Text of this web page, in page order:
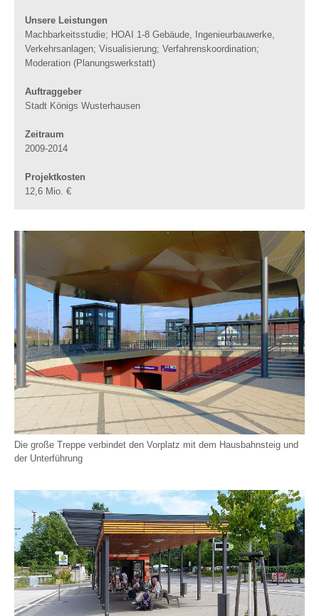
Die große Treppe verbindet den Vorplatz mit dem Hausbahnsteig und
der Unterführung
Unsere Leistungen
Machbarkeitsstudie; HOAI 1-8 Gebäude, Ingenieurbauwerke,
Verkehrsanlagen; Visualisierung; Verfahrenskoordination;
Moderation (Planungswerkstatt)
Auftraggeber
Stadt Königs Wusterhausen
Zeitraum
2009-2014
Projektkosten
12,6 Mio. €